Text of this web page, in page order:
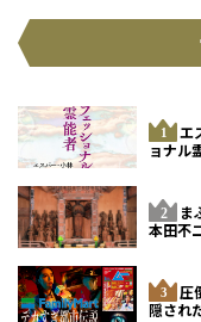
エ
ョナル
ま
本田不
圧
隠され